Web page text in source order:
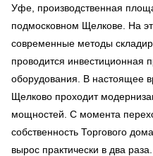
Уфе, производственная
подмосковном Щелкове. На
современные методы
проводится инвестиционная
оборудования. В настоящее
Щелково проходит
мощностей. С момента
собственность Торгового
вырос практически в два раза.